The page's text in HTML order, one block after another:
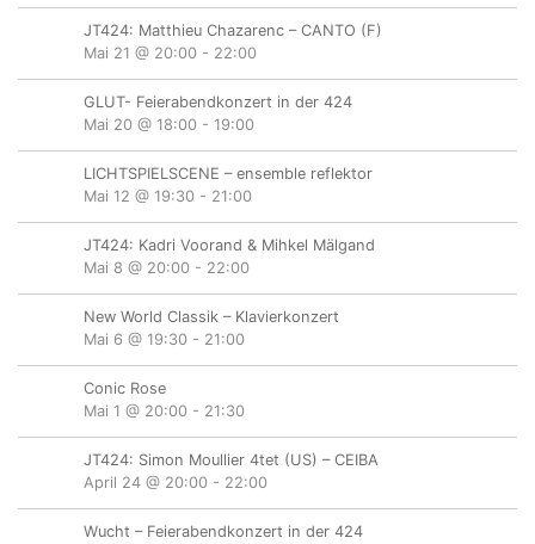
JT424: Matthieu Chazarenc – CANTO (F)
Mai 21 @ 20:00 - 22:00
GLUT- Feierabendkonzert in der 424
Mai 20 @ 18:00 - 19:00
LICHTSPIELSCENE – ensemble reflektor
Mai 12 @ 19:30 - 21:00
JT424: Kadri Voorand & Mihkel Mälgand
Mai 8 @ 20:00 - 22:00
New World Classik – Klavierkonzert
Mai 6 @ 19:30 - 21:00
Conic Rose
Mai 1 @ 20:00 - 21:30
JT424: Simon Moullier 4tet (US) – CEIBA
April 24 @ 20:00 - 22:00
Wucht – Feierabendkonzert in der 424